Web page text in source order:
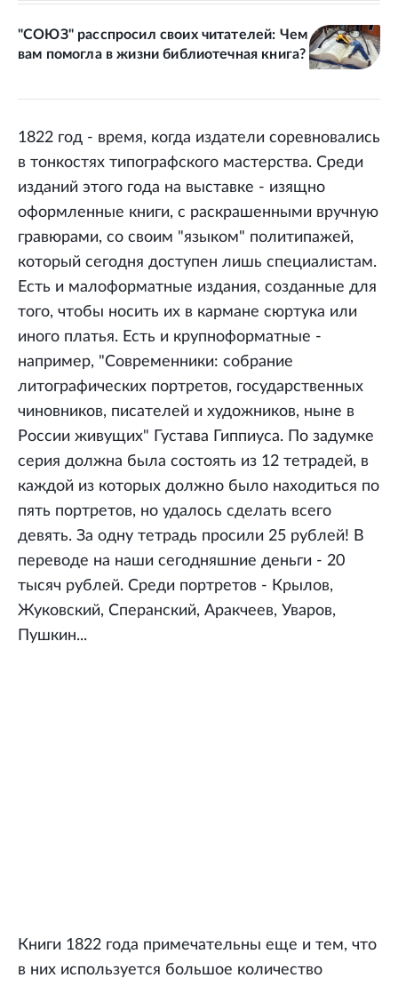
"СОЮЗ" расспросил своих читателей: Чем
вам помогла в жизни библиотечная книга?
1822 год - время, когда издатели соревновались
в тонкостях типографского мастерства. Среди
изданий этого года на выставке - изящно
оформленные книги, с раскрашенными вручную
гравюрами, со своим "языком" политипажей,
который сегодня доступен лишь специалистам.
Есть и малоформатные издания, созданные для
того, чтобы носить их в кармане сюртука или
иного платья. Есть и крупноформатные -
например, "Современники: собрание
литографических портретов, государственных
чиновников, писателей и художников, ныне в
России живущих" Густава Гиппиуса. По задумке
серия должна была состоять из 12 тетрадей, в
каждой из которых должно было находиться по
пять портретов, но удалось сделать всего
девять. За одну тетрадь просили 25 рублей! В
переводе на наши сегодняшние деньги - 20
тысяч рублей. Среди портретов - Крылов,
Жуковский, Сперанский, Аракчеев, Уваров,
Пушкин...
Книги 1822 года примечательны еще и тем, что
в них используется большое количество